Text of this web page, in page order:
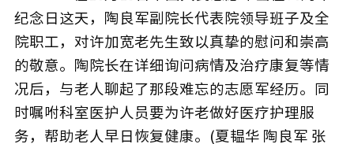
纪念日这天，陶良军副院长代表院领导班子及全
院职工，对许加宽老先生致以真挚的慰问和崇高
的敬意。陶院长在详细询问病情及治疗康复等情
况后，与老人聊起了那段难忘的志愿军经历。同
时嘱咐科室医护人员要为许老做好医疗护理服
务，帮助老人早日恢复健康。(夏韫华 陶良军 张